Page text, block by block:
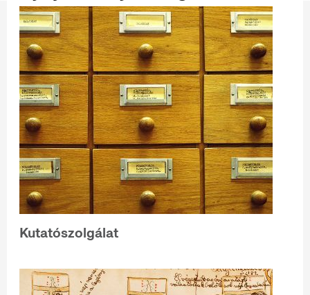
Kutatószolgálat